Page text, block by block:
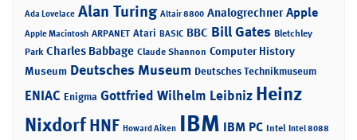
Ada Lovelace Alan Turing Altair 8800 Analogrechner Apple
Apple Macintosh ARPANET Atari BASIC BBC Bill Gates Bletchley
Park Charles Babbage Claude Shannon Computer History
Museum Deutsches Museum Deutsches Technikmuseum
ENIAC Enigma Gottfried Wilhelm Leibniz Heinz
NixdorfHNF Howard Aiken IBM IBM PC Intel Intel 8088